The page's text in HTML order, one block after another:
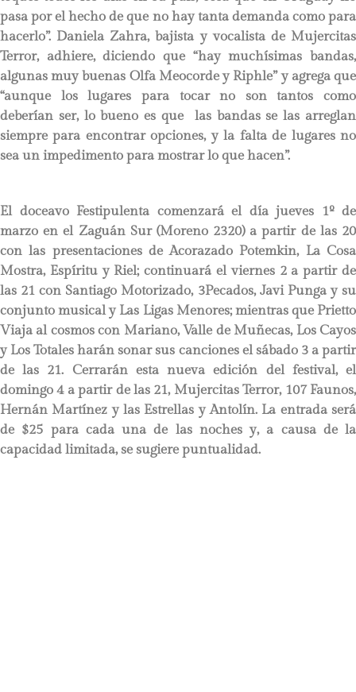
pasa por el hecho de que no hay tanta demanda como para
hacerlo”. Daniela Zahra, bajista y vocalista de Mujercitas
Terror, adhiere, diciendo que “hay muchísimas bandas,
algunas muy buenas Olfa Meocorde y Riphle” y agrega que
“aunque los lugares para tocar no son tantos como
deberían ser, lo bueno es que las bandas se las arreglan
siempre para encontrar opciones, y la falta de lugares no
sea un impedimento para mostrar lo que hacen”.
El doceavo Festipulenta comenzará el día jueves 1º de
marzo en el Zaguán Sur (Moreno 2320) a partir de las 20
con las presentaciones de Acorazado Potemkin, La Cosa
Mostra, Espíritu y Riel; continuará el viernes 2 a partir de
las 21 con Santiago Motorizado, 3Pecados, Javi Punga y su
conjunto musical y Las Ligas Menores; mientras que Prietto
Viaja al cosmos con Mariano, Valle de Muñecas, Los Cayos
y Los Totales harán sonar sus canciones el sábado 3 a partir
de las 21. Cerrarán esta nueva edición del festival, el
domingo 4 a partir de las 21, Mujercitas Terror, 107 Faunos,
Hernán Martínez y las Estrellas y Antolín. La entrada será
de $25 para cada una de las noches y, a causa de la
capacidad limitada, se sugiere puntualidad.